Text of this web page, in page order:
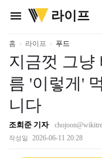
menu
위
키
리
라이프
홈 라이프 푸드
지금껏 그냥
름 '이렇게'
니다
조희준 기자
작성일 2026-06-11 20:28